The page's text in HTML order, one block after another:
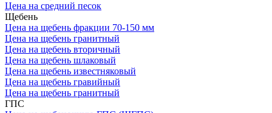
Цена на средний песок
Щебень
Цена на щебень фракции 70-150 мм
Цена на щебень гранитный
Цена на щебень вторичный
Цена на щебень шлаковый
Цена на щебень известняковый
Цена на щебень гравийный
Цена на щебень гранитный
ГПС